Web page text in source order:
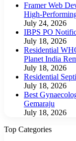
Framer Web
High-
July 24, 2026
IBPS PO
July 18, 2026
Residential
Planet India
July 18, 2026
Residential
July 18, 2026
Best
Gemaraju
July 18, 2026
Top Categories